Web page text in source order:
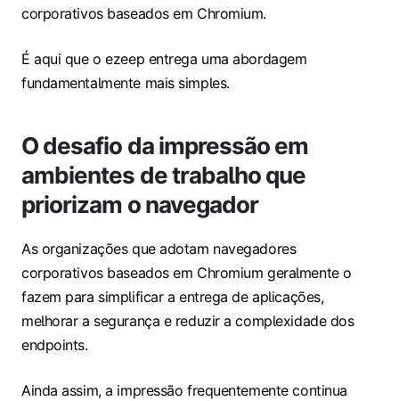
corporativos baseados em Chromium.
É aqui que o ezeep entrega uma abordagem
fundamentalmente mais simples.
O desafio da impressão em
ambientes de trabalho que
priorizam o navegador
As organizações que adotam navegadores
corporativos baseados em Chromium geralmente o
fazem para simplificar a entrega de aplicações,
melhorar a segurança e reduzir a complexidade dos
endpoints.
Ainda assim, a impressão frequentemente continua